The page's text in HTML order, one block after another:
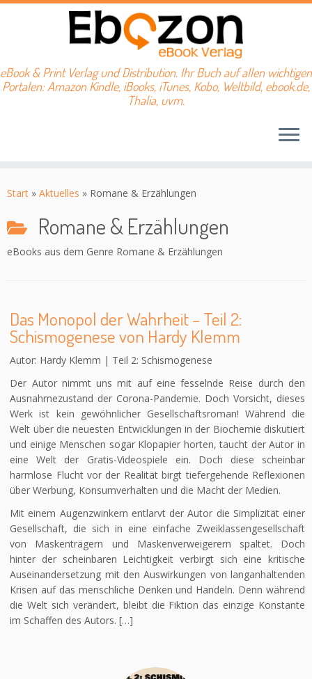
Inhalt
eBook & Print Verlag und Distribution. Ihr Buch auf allen wichtigen
Portalen: Amazon Kindle, iBooks, iTunes, Kobo, Weltbild, ebook.de,
Thalia, uvm.
Start » Aktuelles » Romane & Erzählungen
Romane & Erzählungen
eBooks aus dem Genre Romane & Erzählungen
Das Monopol der Wahrheit – Teil 2:
Schismogenese von Hardy Klemm
Autor: Hardy Klemm | Teil 2: Schismogenese
Der Autor nimmt uns mit auf eine fesselnde Reise durch den
Ausnahmezustand der Corona-Pandemie. Doch Vorsicht, dieses
Werk ist kein gewöhnlicher Gesellschaftsroman! Während die
Welt über die neuesten Entwicklungen in der Biochemie diskutiert
und einige Menschen sogar Klopapier horten, taucht der Autor in
eine Welt der Gratis-Videospiele ein. Doch diese scheinbar
harmlose Flucht vor der Realität birgt tiefergehende Reflexionen
über Werbung, Konsumverhalten und die Macht der Medien.
Mit einem Augenzwinkern entlarvt der Autor die Simplizität einer
Gesellschaft, die sich in eine einfache Zweiklassengesellschaft
von Maskenträgern und Maskenverweigerern spaltet. Doch
hinter der scheinbaren Leichtigkeit verbirgt sich eine kritische
Auseinandersetzung mit den Auswirkungen von langanhaltenden
Krisen auf das menschliche Denken und Handeln. Denn während
die Welt sich verändert, bleibt die Fiktion das einzige Konstante
im Schaffen des Autors. […]